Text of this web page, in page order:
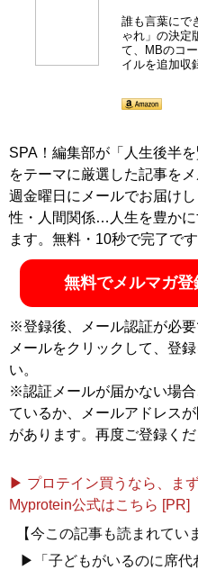
『最
方法
『 幸
に変
自信
がで
『 最
方法
誰も言葉にで
ゃれ」の決定
て、MBのコ
イルを追加収
SPA！編集部が「人生後半を
をテーマに厳選した記事を
週金曜日にメールでお届け
性・人間関係…人生を豊かに
ます。無料・10秒で完了です
無料でメルマガ
※登録後、メール認証が必
メールをクリックして、登
い。
※認証メールが届かない場
ているか、メールアドレス
があります。再度ご登録くだ
▶ プロテイン買うなら、まず
Myprotein公式はこちら [PR]
【今この記事も読まれてい
▶「子どもがいるのに席代